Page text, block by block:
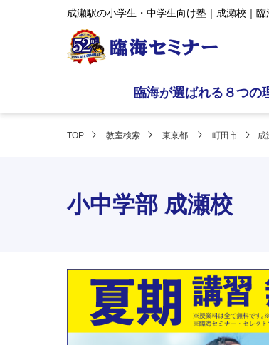
成瀬駅の小学生・中学生向け塾｜成瀬校｜臨
臨海が選ばれる８つの
TOP 教室検索 東京都 町田市 成
小中学部 成瀬校